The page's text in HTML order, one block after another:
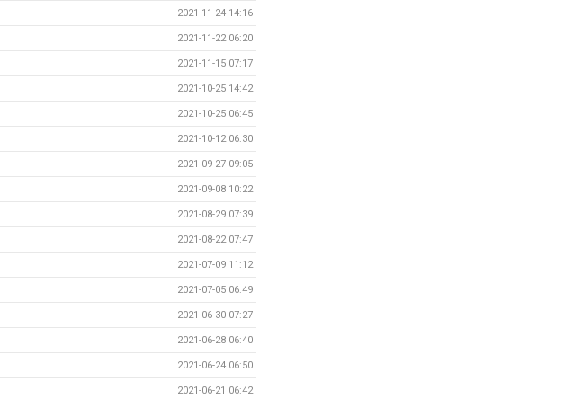
2021-11-24 14:16
2021-11-22 06:20
2021-11-15 07:17
2021-10-25 14:42
2021-10-25 06:45
2021-10-12 06:30
2021-09-27 09:05
2021-09-08 10:22
2021-08-29 07:39
2021-08-22 07:47
2021-07-09 11:12
2021-07-05 06:49
2021-06-30 07:27
2021-06-28 06:40
2021-06-24 06:50
2021-06-21 06:42